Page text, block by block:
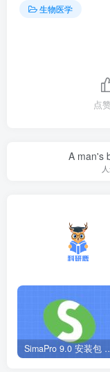
生物医学
点
A man's
SimaPro 9.0 安装包 |